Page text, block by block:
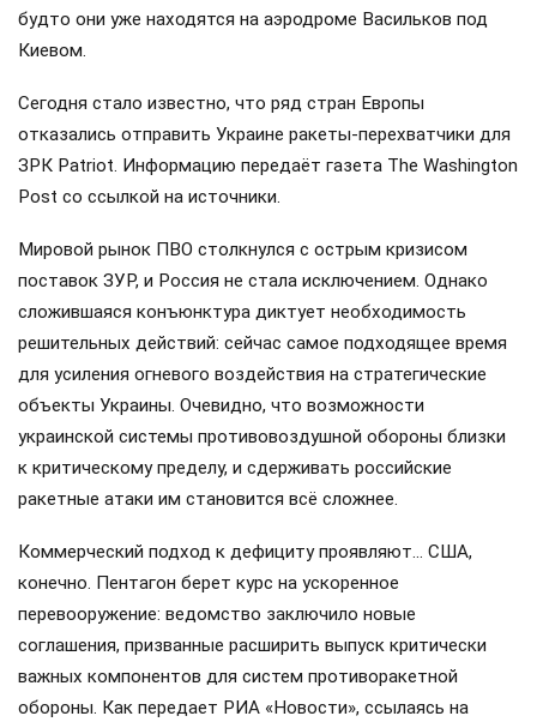
будто они уже находятся на аэродроме Васильков под
Киевом.
Сегодня стало известно, что ряд стран Европы
отказались отправить Украине ракеты-перехватчики для
ЗРК Patriot. Информацию передаёт газета The Washington
Post со ссылкой на источники.
Мировой рынок ПВО столкнулся с острым кризисом
поставок ЗУР, и Россия не стала исключением. Однако
сложившаяся конъюнктура диктует необходимость
решительных действий: сейчас самое подходящее время
для усиления огневого воздействия на стратегические
объекты Украины. Очевидно, что возможности
украинской системы противовоздушной обороны близки
к критическому пределу, и сдерживать российские
ракетные атаки им становится всё сложнее.
Коммерческий подход к дефициту проявляют… США,
конечно. Пентагон берет курс на ускоренное
перевооружение: ведомство заключило новые
соглашения, призванные расширить выпуск критически
важных компонентов для систем противоракетной
обороны. Как передает РИА «Новости», ссылаясь на